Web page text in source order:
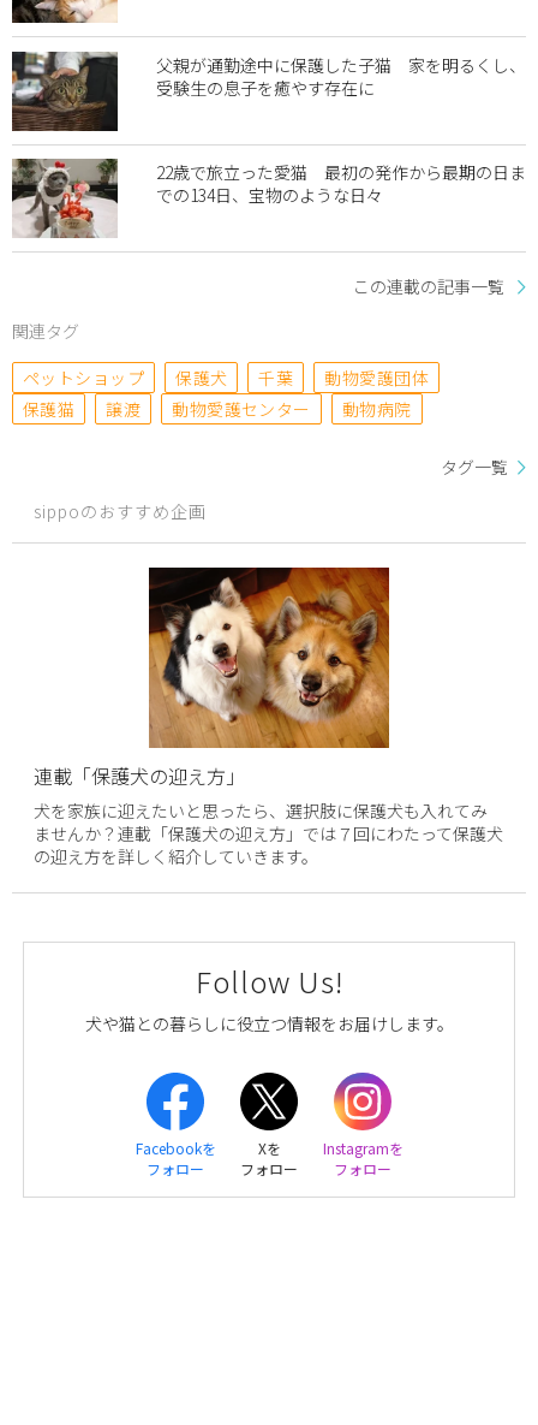
父親が通勤途中に保護した子猫 家を明るくし、
受験生の息子を癒やす存在に
22歳で旅立った愛猫 最初の発作から最期の日ま
での134日、宝物のような日々
この連載の記事一覧
関連タグ
ペットショップ
保護犬 千葉
動物愛護団体
保護猫
譲渡 動物愛護センター 動物病院
タグ一覧
sippoのおすすめ企画
連載「保護犬の迎え方」
犬を家族に迎えたいと思ったら、選択肢に保護犬も入れてみ
ませんか？連載「保護犬の迎え方」では７回にわたって保護犬
の迎え方を詳しく紹介していきます。
Follow Us!
犬や猫との暮らしに役立つ情報をお届けします。
Facebookを
フォロー
Xを
フォロー
Instagramを
フォロー